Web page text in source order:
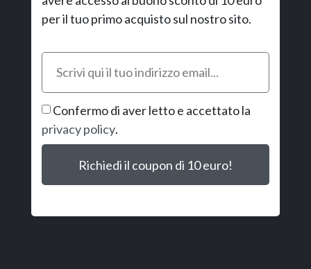
per il tuo primo acquisto sul nostro sito.
Confermo di aver letto e accettato la
privacy policy.
Richiedi il coupon di 10 euro!